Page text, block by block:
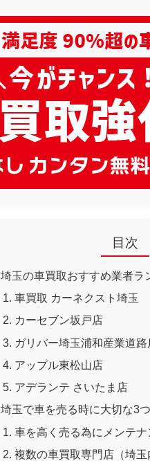
目次
埼玉の車買取おすすめ業者ラ
車買取 カーネクスト埼玉
カーセブン坂戸店
ガリバー埼玉浦和産業道路
アップル東松山店
アデランテ さいたま店
埼玉で車を売る時に大切な3
車を高く売る為にメンテ
複数の車買取専門店（埼